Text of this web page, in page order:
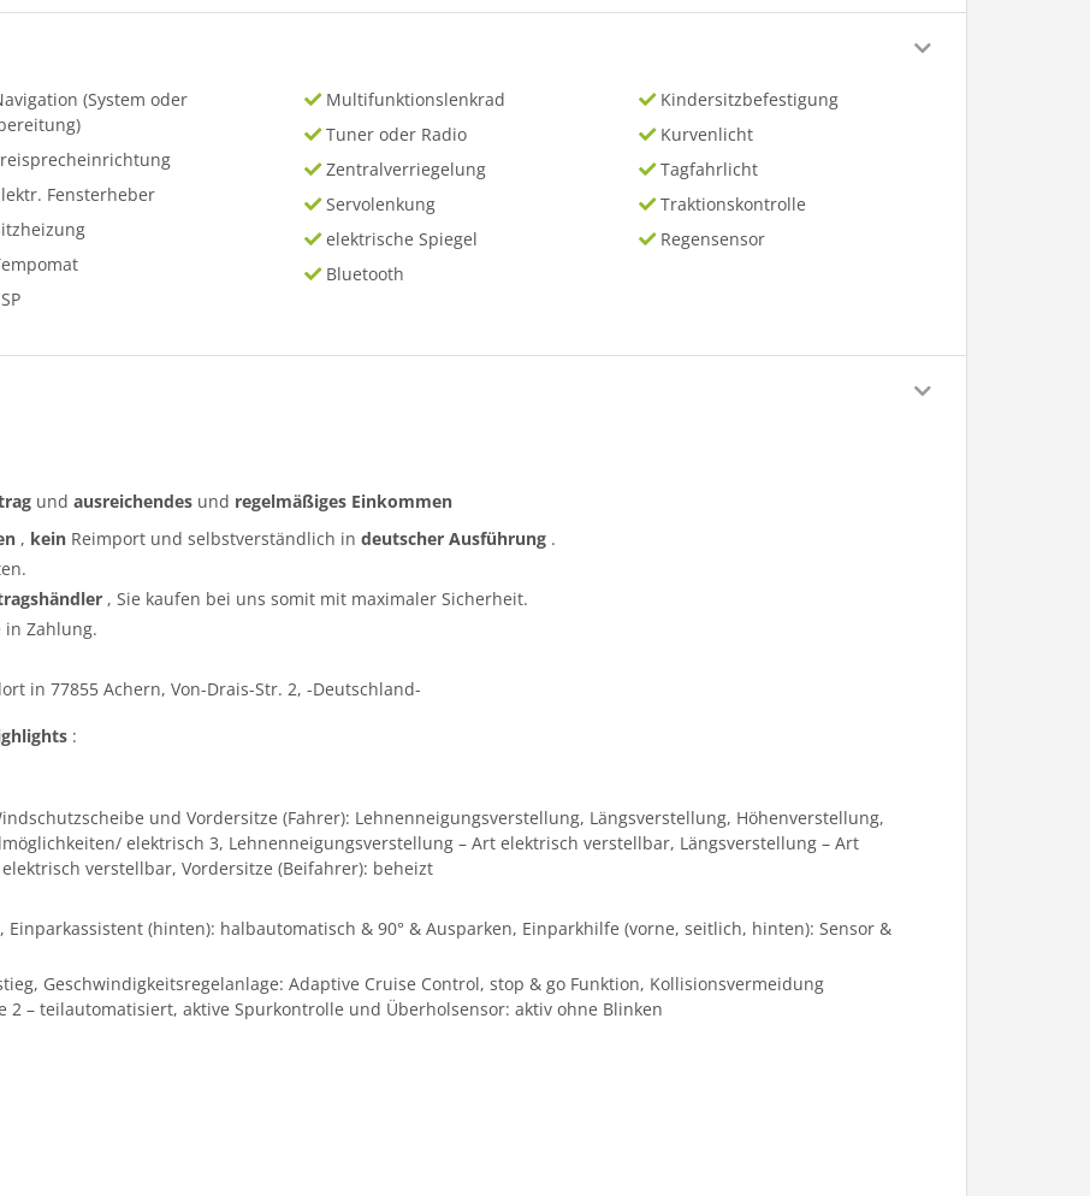
(System oder
Fensterheber
Multifunktionslenkrad
Tuner oder Radio
Zentralverriegelung
Servolenkung
elektrische Spiegel
Bluetooth
Kindersitzbefestigung
Kurvenlicht
Tagfahrlicht
Traktionskontrolle
Regensensor
und ausreichendes und regelmäßiges Einkommen
, kein Reimport und selbstverständlich indeutscher Ausführung .
, Sie kaufen bei uns somit mit maximaler Sicherheit.
Zahlung.
in 77855 Achern, Von-Drais-Str. 2, -Deutschland-
:
und Vordersitze (Fahrer): Lehnenneigungsverstellung, Längsverstellung, Höhenverstellung,
elektrisch 3, Lehnenneigungsverstellung – Art elektrisch verstellbar, Längsverstellung – Art
verstellbar, Vordersitze (Beifahrer): beheizt
Einparkassistent (hinten): halbautomatisch & 90° & Ausparken, Einparkhilfe (vorne, seitlich, hinten): Sensor &
Geschwindigkeitsregelanlage: Adaptive Cruise Control, stop & go Funktion, Kollisionsvermeidung
2 – teilautomatisiert, aktive Spurkontrolle und Überholsensor: aktiv ohne Blinken